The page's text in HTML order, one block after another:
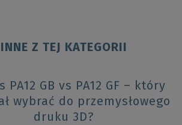
INNE Z TEJ KATEGORII
PA12 GB vs PA12 GF – który
wybrać do przemysłowego
druku 3D?